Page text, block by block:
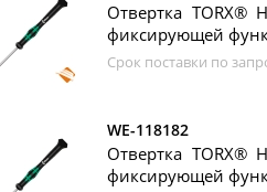
Отвертка
фиксирующей
Срок поставки по
WE-118182
Отвертка
фиксирующей